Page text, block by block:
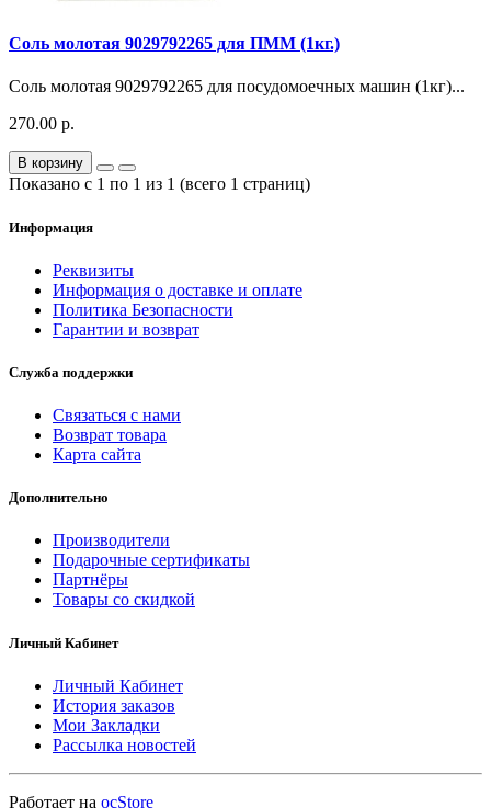
Соль молотая 9029792265 для ПММ (1кг.)
Соль молотая 9029792265 для посудомоечных машин (1кг)...
270.00 р.
В корзину
Показано с 1 по 1 из 1 (всего 1 страниц)
Информация
Реквизиты
Информация о доставке и оплате
Политика Безопасности
Гарантии и возврат
Служба поддержки
Связаться с нами
Возврат товара
Карта сайта
Дополнительно
Производители
Подарочные сертификаты
Партнёры
Товары со скидкой
Личный Кабинет
Личный Кабинет
История заказов
Мои Закладки
Рассылка новостей
Работает на ocStore